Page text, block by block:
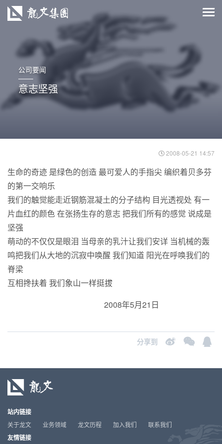
公司要闻
意志坚强
2008-05-21 14:57
生命的奇迹 是绿色的创造 最可爱人的手指尖 编织着贝多芬
的第一交响乐
我们的触觉能走近钢筋混凝土的分子结构 目光透视处 有一
片血红的颜色 在张扬生存的意志 把我们所有的感觉 说成是
坚强
萌动的不仅仅是眼泪 当母亲的乳汁让我们安详 当机械的轰
鸣把我们从大地的沉寂中唤醒 我们知道 阳光在呼唤我们的
脊梁
互相搀扶着 我们象山一样挺拔
2008年5月21日
分享到
站内链接
关于龙文 业务领域 龙文历程 加入我们 联系我们
友情链接